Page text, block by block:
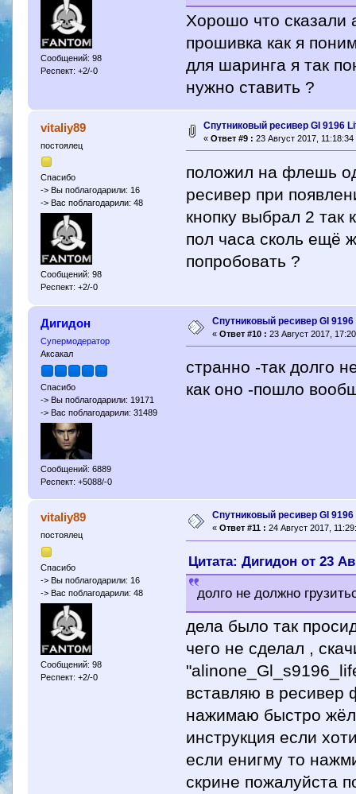
Сообщений: 98
Респект: +2/-0
Хорошо что
прошивка как я
для шаринга я так
нужно ставить ?
vitaliy89
постоялец
Спасибо
-> Вы поблагодарили: 16
-> Вас поблагодарили: 48
Сообщений: 98
Респект: +2/-0
Спутниковый ресивер GI 9196
« Ответ #9 : 23 Август 2017, 11:18:34
положил на флешь
ресивер при
кнопку выбрал 2 так
пол часа сколь ещё
попробовать ?
Дигидон
Супермодератор
Аксакал
Спасибо
-> Вы поблагодарили: 19171
-> Вас поблагодарили: 31489
Сообщений: 6889
Респект: +5088/-0
Спутниковый ресивер GI
« Ответ #10 : 23 Август 2017,
странно -так долго
как оно -пошло
vitaliy89
постоялец
Спасибо
-> Вы поблагодарили: 16
-> Вас поблагодарили: 48
Сообщений: 98
Респект: +2/-0
Спутниковый ресивер GI
« Ответ #11 : 24 Август 2017,
Цитата: Дигидон от 23
долго не должно
дела было так
чего не сделал ,
вставляю в ресивер
нажимаю быстро
инструкция если
если енигму то
скрине пожалуйста